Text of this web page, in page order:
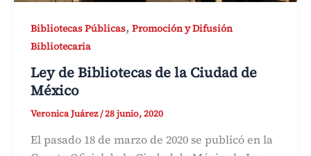
Bibliotecas Públicas, Promoción y Difusión
Bibliotecaria
Ley de Bibliotecas de la Ciudad de
México
Veronica Juárez/28 junio, 2020
El pasado 18 de marzo de 2020 se publicó en la